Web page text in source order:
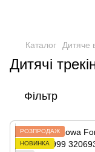
Каталог Дитяче
Дитячі
Фільтр
РОЗПРОДАЖ
НОВИНКА